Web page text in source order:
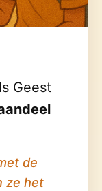
Geest
de
ze het